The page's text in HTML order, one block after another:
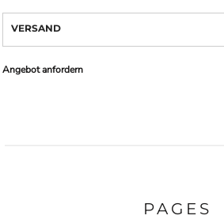
VERSAND
Angebot anfordern
PAGES